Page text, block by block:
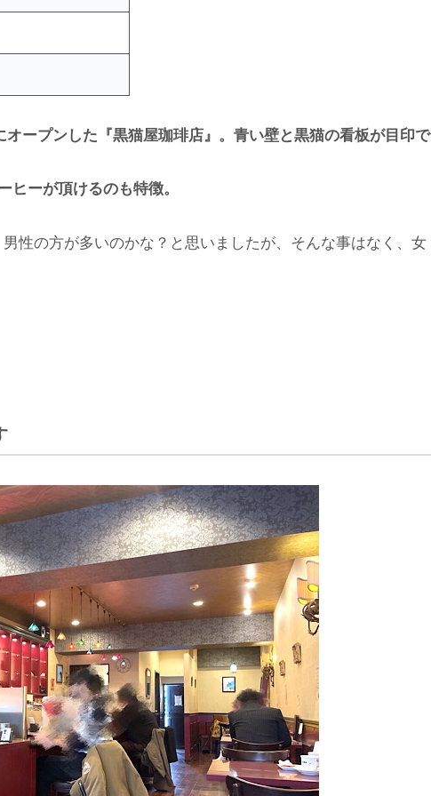
オープンした『黒猫屋珈琲店』。青い壁と黒猫の看板が目印で
ヒーが頂けるのも特徴。
性の方が多いのかな？と思いましたが、そんな事はなく、女